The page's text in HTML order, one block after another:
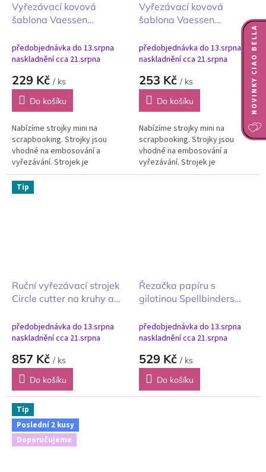
Vyřezávací kovová
šablona Vaessen
9pcs Vintage fotoaparát
9 ks
předobjednávka do 13.srpna
naskladnění cca 21.srpna
229 Kč / ks
Do košíku
Nabízíme strojky mini na
scrapbooking. Strojky jsou
vhodné na embosování a
vyřezávání. Strojek je
všestranný lisovací přístroj pro
tvoření s papírem, textilem,
pěnovkou, kůží,...
Vyřezávací kovová
šablona Vaessen
Filmstrip Vintage filmový
pás 5 ks
předobjednávka do 13.srpna
naskladnění cca 21.srpna
253 Kč / ks
Do košíku
Nabízíme strojky mini na
scrapbooking. Strojky jsou
vhodné na embosování a
vyřezávání. Strojek je
všestranný lisovací přístroj pro
Tip
Ruční vyřezávací strojek
Circle cutter na kruhy a
podložka
předobjednávka do 13.srpna
naskladnění cca 21.srpna
857 Kč / ks
Do košíku
Řezačka papíru s
gilotinou Spellbinders
22x15,5cm
předobjednávka do 13.srpna
naskladnění cca 21.srpna
529 Kč / ks
Do košíku
Tip
Poslední 2 kusy
Doporučujeme
NOVINKY CIAO BELLA